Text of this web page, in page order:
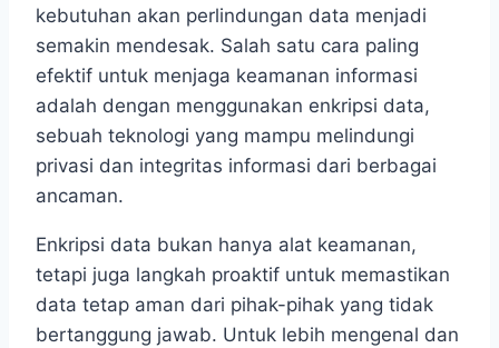
kebutuhan akan perlindungan data menjadi
semakin mendesak. Salah satu cara paling
efektif untuk menjaga keamanan informasi
adalah dengan menggunakan enkripsi data,
sebuah teknologi yang mampu melindungi
privasi dan integritas informasi dari berbagai
ancaman.
Enkripsi data bukan hanya alat keamanan,
tetapi juga langkah proaktif untuk memastikan
data tetap aman dari pihak-pihak yang tidak
bertanggung jawab. Untuk lebih mengenal dan